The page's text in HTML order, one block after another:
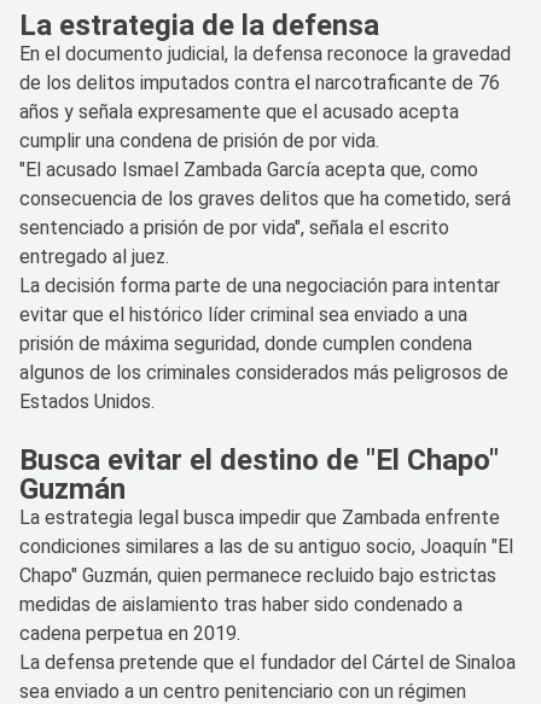
La estrategia de la defensa
En el documento judicial, la defensa reconoce la gravedad
de los delitos imputados contra el narcotraficante de 76
años y señala expresamente que el acusado acepta
cumplir una condena de prisión de por vida.
"El acusado Ismael Zambada García acepta que, como
consecuencia de los graves delitos que ha cometido, será
sentenciado a prisión de por vida", señala el escrito
entregado al juez.
La decisión forma parte de una negociación para intentar
evitar que el histórico líder criminal sea enviado a una
prisión de máxima seguridad, donde cumplen condena
algunos de los criminales considerados más peligrosos de
Estados Unidos.
Busca evitar el destino de "El Chapo"
Guzmán
La estrategia legal busca impedir que Zambada enfrente
condiciones similares a las de su antiguo socio, Joaquín "El
Chapo" Guzmán, quien permanece recluido bajo estrictas
medidas de aislamiento tras haber sido condenado a
cadena perpetua en 2019.
La defensa pretende que el fundador del Cártel de Sinaloa
sea enviado a un centro penitenciario con un régimen